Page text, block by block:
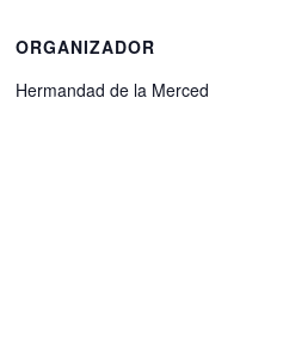
ORGANIZADOR
Hermandad de la Merced